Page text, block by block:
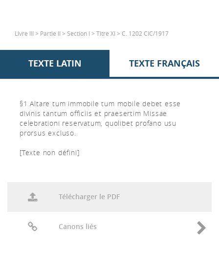
Livre III > Partie II > Section I > Titre XI > C. 1202 CIC/1917
TEXTE LATIN TEXTE FRANÇAIS
§1 Altare tum immobile tum mobile debet esse
divinis tantum officiis et praesertim Missae
celebrationi reservatum, quolibet profano usu
prorsus excluso.
[Texte non défini]
Télécharger le PDF
Canons liés